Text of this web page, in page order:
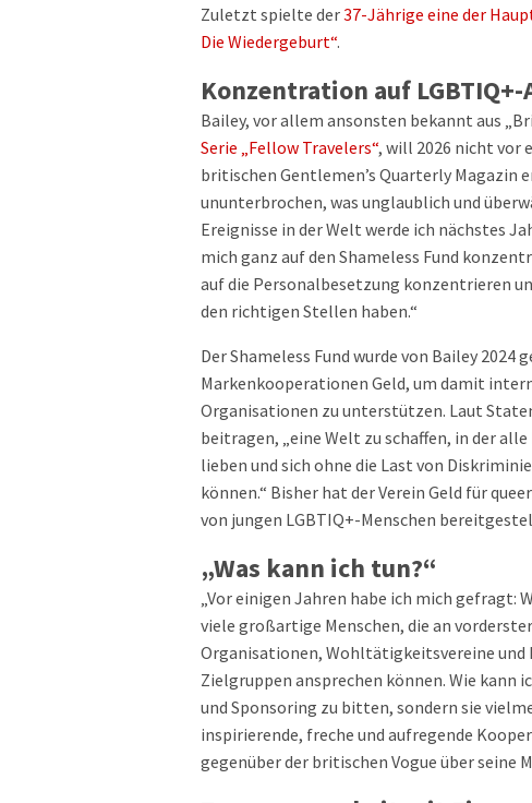
Zuletzt spielte der37-Jährige eine der
Die Wiedergeburt“.
Konzentration auf
Bailey, vor allem ansonsten bekannt aus
Serie „Fellow Travelers“, will 2026 nicht vor
britischen Gentlemen’s Quarterly
ununterbrochen, was unglaublich und
Ereignisse in der Welt werde ich nächstes
mich ganz auf den Shameless Fund
auf die Personalbesetzung konzentrieren
den richtigen Stellen haben.“
Der Shameless Fund wurde von Bailey
Markenkooperationen Geld, um damit
Organisationen zu unterstützen. Laut
beitragen, „eine Welt zu schaffen, in der
lieben und sich ohne die Last von
können.“ Bisher hat der Verein Geld für
von jungen LGBTIQ+-Menschen
„Was kann ich tun?“
„Vor einigen Jahren habe ich mich gefragt:
viele großartige Menschen, die an
Organisationen, Wohltätigkeitsvereine und
Zielgruppen ansprechen können. Wie kann
und Sponsoring zu bitten, sondern sie
inspirierende, freche und aufregende
gegenüber der britischen Vogue über seine